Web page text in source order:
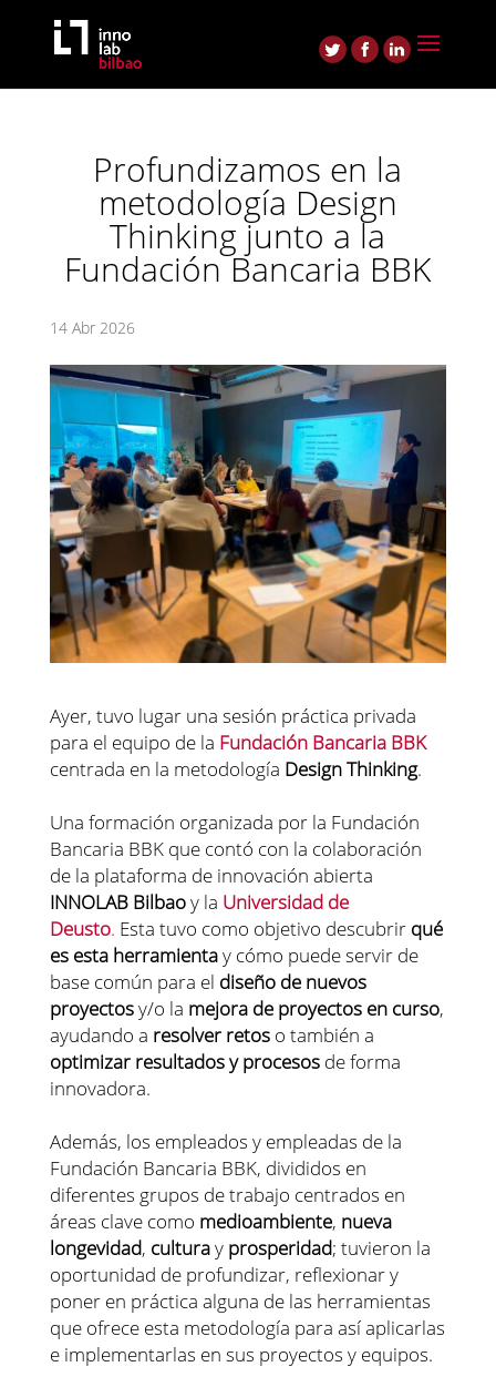
Profundizamos en la
metodología Design
Thinking junto a la
Fundación Bancaria BBK
14 Abr 2026
Ayer, tuvo lugar una sesión práctica privada
para el equipo de la Fundación Bancaria BBK
centrada en la metodología Design Thinking.
Una formación organizada por la Fundación
Bancaria BBK que contó con la colaboración
de la plataforma de innovación abierta
INNOLAB Bilbaoy la Universidad de
Deusto. Esta tuvo como objetivo descubrir qué
es esta herramientay cómo puede servir de
base común para el diseño de nuevos
proyectosy/o la mejora de proyectos en curso,
ayudando a resolver retoso también a
optimizar resultados y procesosde forma
innovadora.
Además, los empleados y empleadas de la
Fundación Bancaria BBK, divididos en
diferentes grupos de trabajo centrados en
áreas clave como medioambiente, nueva
longevidad, culturay prosperidad; tuvieron la
oportunidad de profundizar, reflexionar y
poner en práctica alguna de las herramientas
que ofrece esta metodología para así aplicarlas
e implementarlas en sus proyectos y equipos.